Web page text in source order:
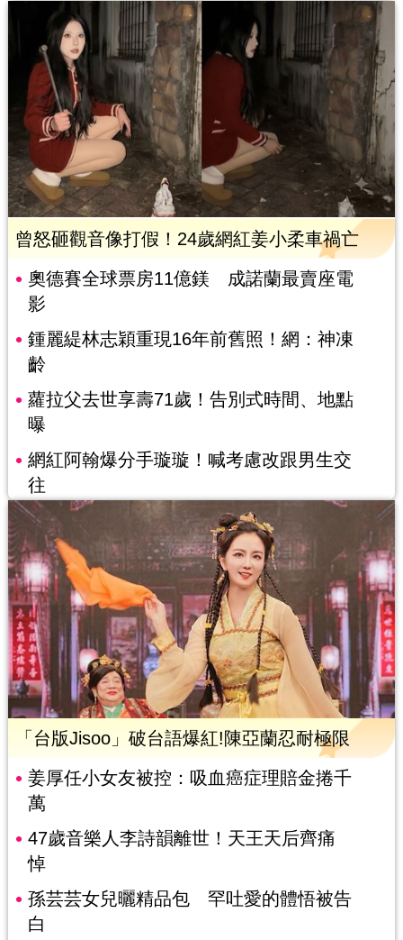
曾怒砸觀音像打假！24歲網紅姜小柔車禍亡
奧德賽全球票房11億鎂 成諾蘭最賣座電
影
鍾麗緹林志穎重現16年前舊照！網：神凍
齡
蘿拉父去世享壽71歲！告別式時間、地點
曝
網紅阿翰爆分手璇璇！喊考慮改跟男生交
往
「台版Jisoo」破台語爆紅!陳亞蘭忍耐極限
姜厚任小女友被控：吸血癌症理賠金捲千
萬
47歲音樂人李詩韻離世！天王天后齊痛
悼
孫芸芸女兒曬精品包 罕吐愛的體悟被告
白